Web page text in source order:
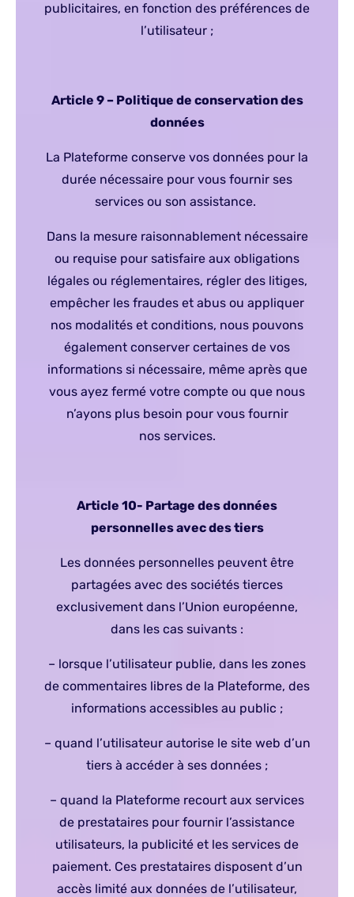
publicitaires, en fonction des préférences de
l’utilisateur ;
Article 9 – Politique de conservation des
données
La Plateforme conserve vos données pour la
durée nécessaire pour vous fournir ses
services ou son assistance.
Dans la mesure raisonnablement nécessaire
ou requise pour satisfaire aux obligations
légales ou réglementaires, régler des litiges,
empêcher les fraudes et abus ou appliquer
nos modalités et conditions, nous pouvons
également conserver certaines de vos
informations si nécessaire, même après que
vous ayez fermé votre compte ou que nous
n’ayons plus besoin pour vous fournir
nos services.
Article 10- Partage des données
personnelles avec des tiers
Les données personnelles peuvent être
partagées avec des sociétés tierces
exclusivement dans l’Union européenne,
dans les cas suivants :
– lorsque l’utilisateur publie, dans les zones
de commentaires libres de la Plateforme, des
informations accessibles au public ;
– quand l’utilisateur autorise le site web d’un
tiers à accéder à ses données ;
– quand la Plateforme recourt aux services
de prestataires pour fournir l’assistance
utilisateurs, la publicité et les services de
paiement. Ces prestataires disposent d’un
accès limité aux données de l’utilisateur,